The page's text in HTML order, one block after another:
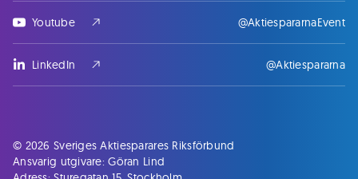
Youtube @AktiespararnaEvent
LinkedIn @Aktiespararna
© 2026 Sveriges Aktiesparares Riksförbund
Ansvarig utgivare: Göran Lind